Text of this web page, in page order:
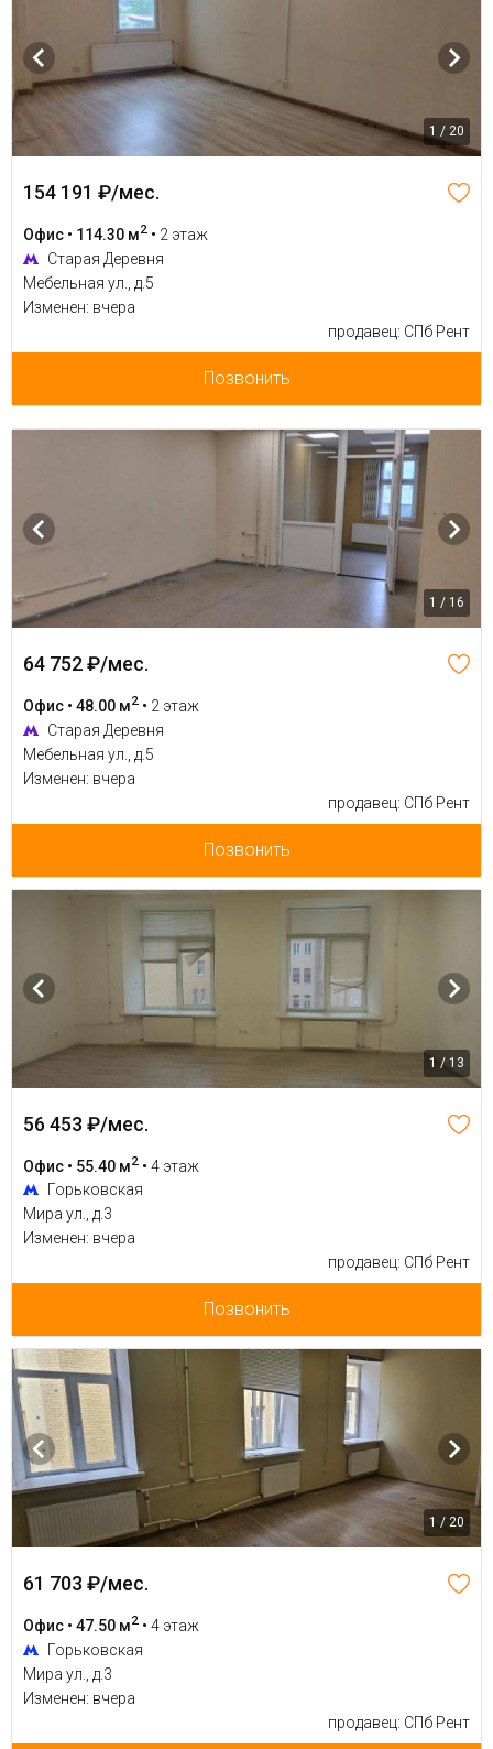
1 / 20
154 191 ₽/мес.
Офис • 114.30 м2 • 2 этаж
Старая Деревня
Мебельная ул., д.5
Изменен: вчера
продавец: СПб Рент
Позвонить
1 / 16
64 752 ₽/мес.
Офис • 48.00 м2 • 2 этаж
Старая Деревня
Мебельная ул., д.5
Изменен: вчера
продавец: СПб Рент
Позвонить
1 / 13
56 453 ₽/мес.
Офис • 55.40 м2 • 4 этаж
Горьковская
Мира ул., д.3
Изменен: вчера
продавец: СПб Рент
Позвонить
1 / 20
61 703 ₽/мес.
Офис • 47.50 м2 • 4 этаж
Горьковская
Мира ул., д.3
Изменен: вчера
продавец: СПб Рент